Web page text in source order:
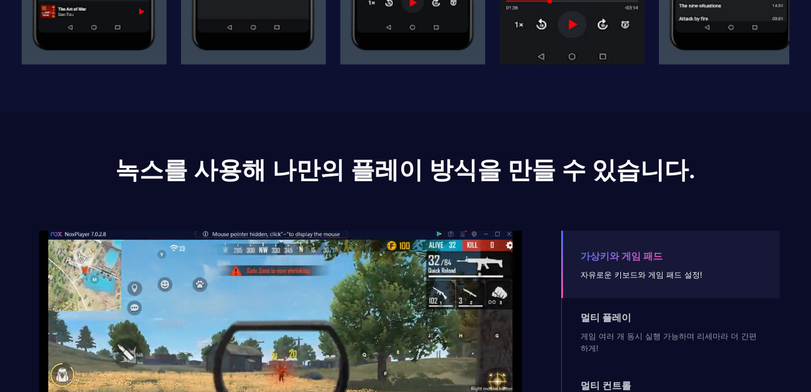
녹스를 사용해 나만의 플레이 방식을 만들 수 있습니다.
가상키와 게임 패드
자유로운 키보드와 게임 패드 설정!
멀티 플레이
게임 여러 개 동시 실행 가능하며 리세마라 더 간편
하게!
멀티 컨트롤